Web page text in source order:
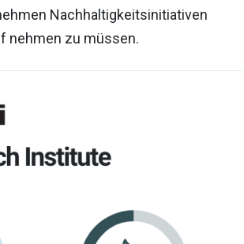
Nachhaltigkeitsinitiativen
nehmen zu müssen.